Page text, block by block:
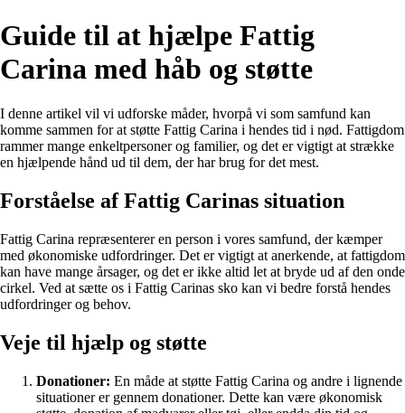
Guide til at hjælpe Fattig
Carina med håb og støtte
I denne artikel vil vi udforske måder, hvorpå vi som samfund kan
komme sammen for at støtte Fattig Carina i hendes tid i nød. Fattigdom
rammer mange enkeltpersoner og familier, og det er vigtigt at strække
en hjælpende hånd ud til dem, der har brug for det mest.
Forståelse af Fattig Carinas situation
Fattig Carina repræsenterer en person i vores samfund, der kæmper
med økonomiske udfordringer. Det er vigtigt at anerkende, at fattigdom
kan have mange årsager, og det er ikke altid let at bryde ud af den onde
cirkel. Ved at sætte os i Fattig Carinas sko kan vi bedre forstå hendes
udfordringer og behov.
Veje til hjælp og støtte
Donationer: En måde at støtte Fattig Carina og andre i lignende
situationer er gennem donationer. Dette kan være økonomisk